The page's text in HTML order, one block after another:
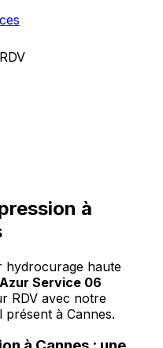
à
hydrocurage haute
Azur Service 06
RDV avec notre
présent à Cannes.